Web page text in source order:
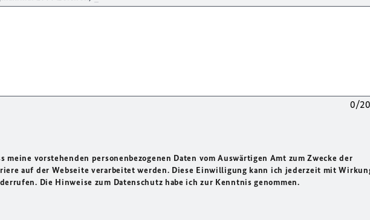
0/
meine vorstehenden personenbezogenen Daten vom Auswärtigen Amt zum Zwecke der
auf der Webseite verarbeitet werden. Diese Einwilligung kann ich jederzeit mit
Die Hinweise zum Datenschutz habe ich zur Kenntnis genommen.